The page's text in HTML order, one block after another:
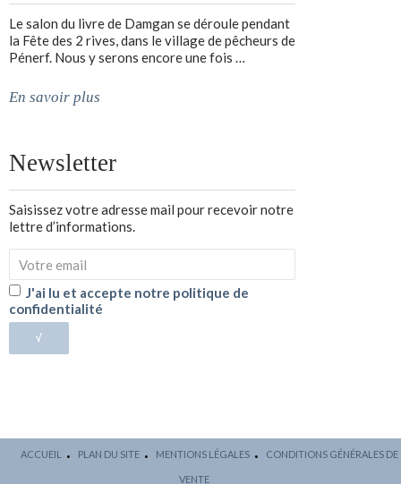
Le salon du livre de Damgan se déroule pendant
la Fête des 2 rives, dans le village de pêcheurs de
Pénerf. Nous y serons encore une fois …
En savoir plus
Newsletter
Saisissez votre adresse mail pour recevoir notre
lettre d’informations.
J'ai lu et accepte notre politique de
confidentialité
√
ACCUEIL PLAN DU SITE MENTIONS LÉGALES CONDITIONS GÉNÉRALES DE
VENTE